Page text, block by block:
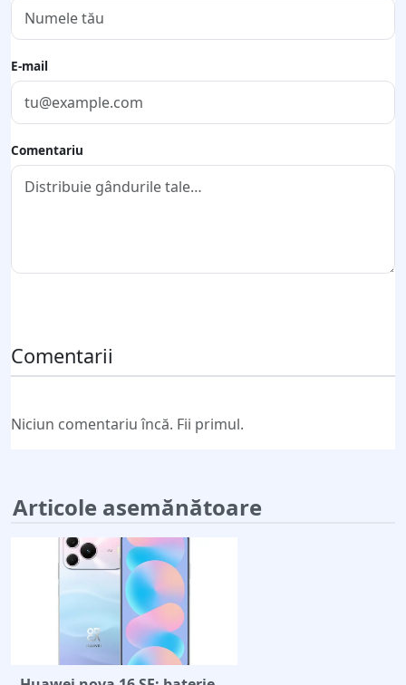
E-mail
Comentariu
Comentarii
Niciun comentariu încă. Fii primul.
Articole asemănătoare